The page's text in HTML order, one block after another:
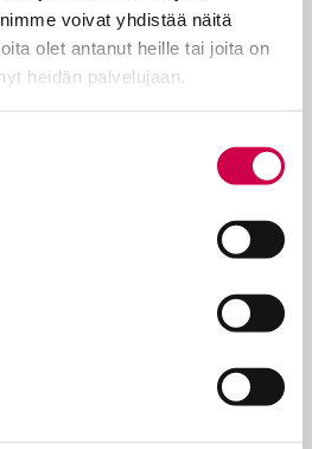
voivat yhdistää näitä
olet antanut heille tai joita on
heidän palvelujaan.
Vastasin
korttelista
ruohikoiden ja
voit perua